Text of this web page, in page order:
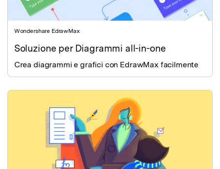
Wondershare EdrawMax
Soluzione per Diagrammi all-in-one
Crea diagrammi e grafici con EdrawMax facilmente